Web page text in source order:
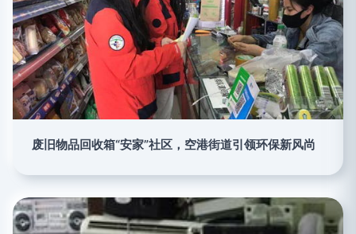
废旧物品回收箱“安家”社区，空港街道引领环保新风尚